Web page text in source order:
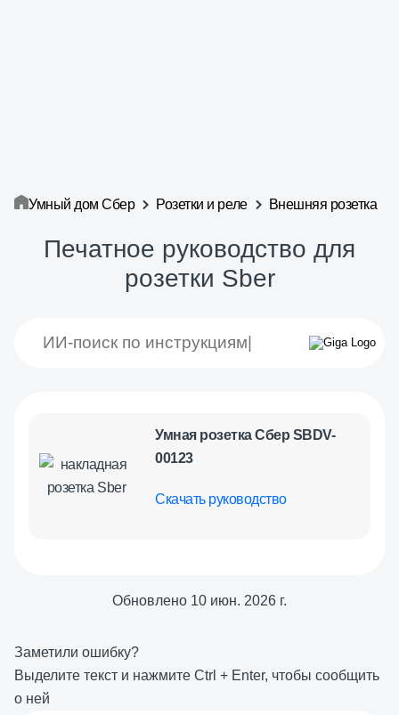
Умный дом Сбер Розетки и реле Внешняя розетка
Печатное руководство для
розетки Sber
Умная розетка Сбер SBDV-
00123
Скачать руководство
Обновлено 10 июн. 2026 г.
Заметили ошибку?
Выделите текст и нажмите Ctrl + Enter, чтобы сообщить
о ней